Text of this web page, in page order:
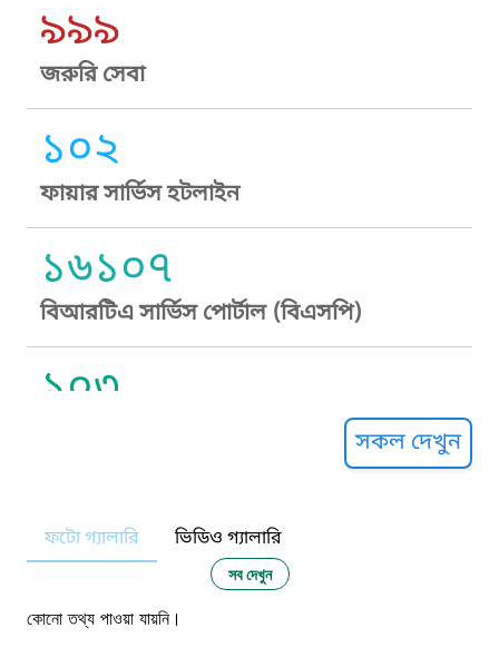
৯৯৯
জরুরি সেবা
১০২
ফায়ার সার্ভিস হটলাইন
১৬১০৭
বিআরটিএ সার্ভিস পোর্টাল (বিএসপি)
১০৩
নারী ও শিশু নির্যাতন প্রতিরোধ
১০৬
সকল দেখুন
ফটো গ্যালারি ভিডিও গ্যালারি
সব দেখুন
কোনো তথ্য পাওয়া যায়নি।